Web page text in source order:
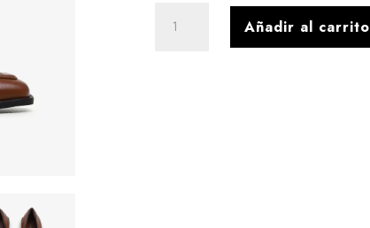
cuero
Añadir al carrito